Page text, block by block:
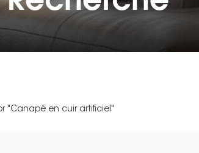
"Canapé en cuir artificiel"